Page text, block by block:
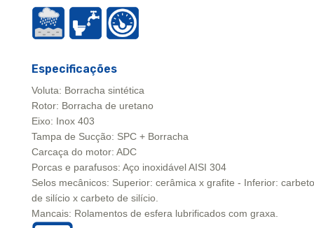
Especificações
Voluta: Borracha sintética
Rotor: Borracha de uretano
Eixo: Inox 403
Tampa de Sucção: SPC + Borracha
Carcaça do motor: ADC
Porcas e parafusos: Aço inoxidável AISI 304
Selos mecânicos: Superior: cerâmica x grafite - Inferior: carbeto
de silício x carbeto de silício.
Mancais: Rolamentos de esfera lubrificados com graxa.